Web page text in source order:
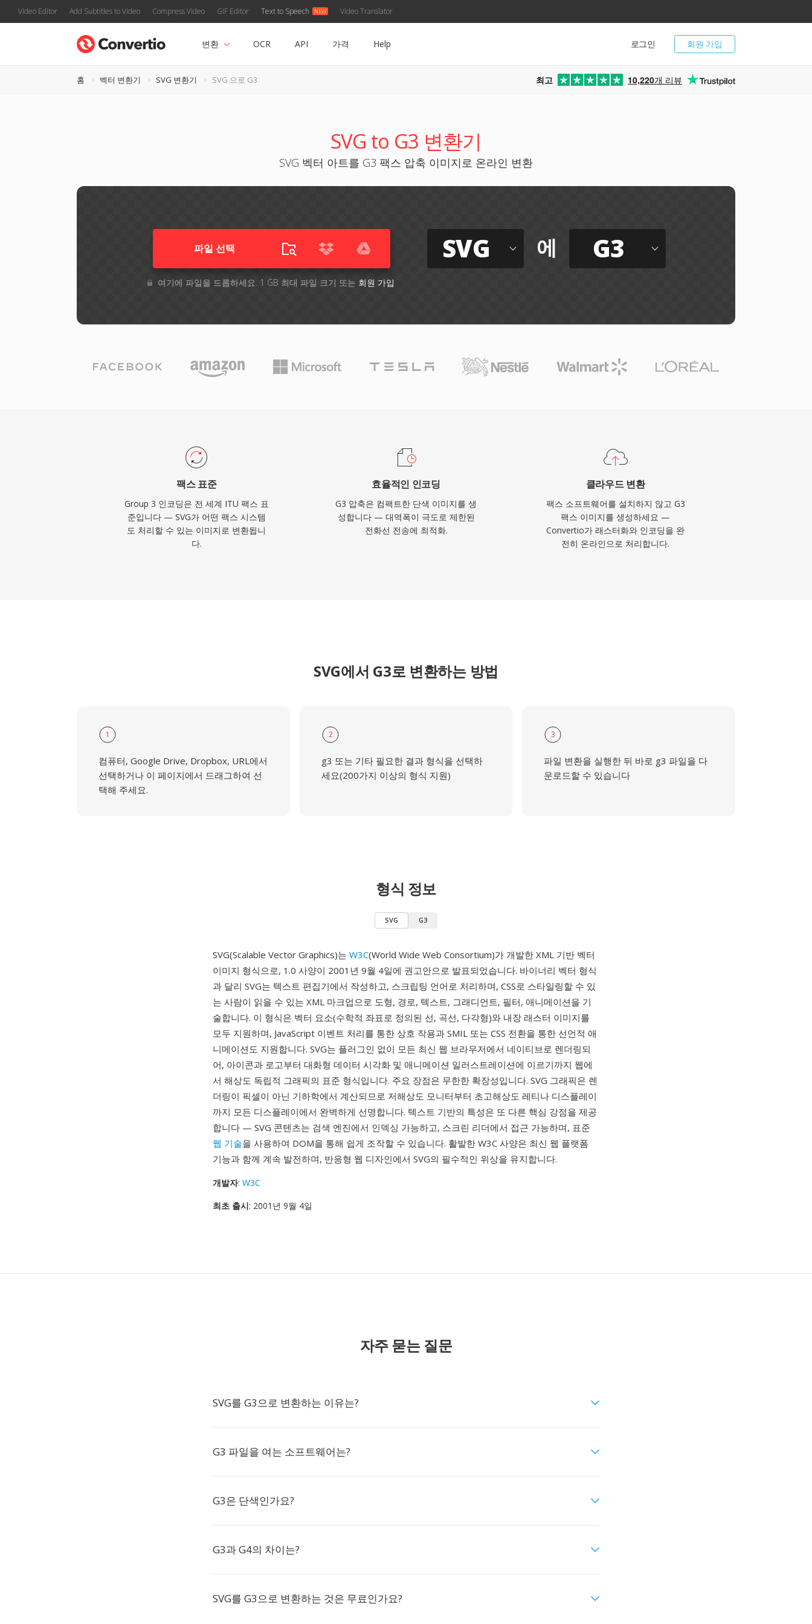
Video Editor Add Subtitles to Video Compress Video GIF Editor Text to Speech Video Translator
회원 가입
로그인
변환 OCR API 가격 Help
홈 벡터 변환기 SVG 변환기 SVG 으로 G3 최고 10,220개 리뷰
SVG to G3 변환기
SVG 벡터 아트를 G3 팩스 압축 이미지로 온라인 변환
파일 선택
여기에 파일을 드롭하세요. 1 GB 최대 파일 크기 또는 회원 가입
SVG 에 G3
팩스 표준
Group 3 인코딩은 전 세계 ITU 팩스 표
준입니다 — SVG가 어떤 팩스 시스템
도 처리할 수 있는 이미지로 변환됩니
다.
효율적인 인코딩
G3 압축은 컴팩트한 단색 이미지를 생
성합니다 — 대역폭이 극도로 제한된
전화선 전송에 최적화.
클라우드 변환
팩스 소프트웨어를 설치하지 않고 G3
팩스 이미지를 생성하세요 —
Convertio가 래스터화와 인코딩을 완
전히 온라인으로 처리합니다.
SVG에서 G3로 변환하는 방법
1
컴퓨터, Google Drive, Dropbox, URL에서
선택하거나 이 페이지에서 드래그하여 선
택해 주세요.
2
g3 또는 기타 필요한 결과 형식을 선택하
세요(200가지 이상의 형식 지원)
3
파일 변환을 실행한 뒤 바로 g3 파일을 다
운로드할 수 있습니다
형식 정보
SVG G3
SVG(Scalable Vector Graphics)는 W3C(World Wide Web Consortium)가 개발한 XML 기반 벡터
이미지 형식으로, 1.0 사양이 2001년 9월 4일에 권고안으로 발표되었습니다. 바이너리 벡터 형식
과 달리 SVG는 텍스트 편집기에서 작성하고, 스크립팅 언어로 처리하며, CSS로 스타일링할 수 있
는 사람이 읽을 수 있는 XML 마크업으로 도형, 경로, 텍스트, 그래디언트, 필터, 애니메이션을 기
술합니다. 이 형식은 벡터 요소(수학적 좌표로 정의된 선, 곡선, 다각형)와 내장 래스터 이미지를
모두 지원하며, JavaScript 이벤트 처리를 통한 상호 작용과 SMIL 또는 CSS 전환을 통한 선언적 애
니메이션도 지원합니다. SVG는 플러그인 없이 모든 최신 웹 브라우저에서 네이티브로 렌더링되
어, 아이콘과 로고부터 대화형 데이터 시각화 및 애니메이션 일러스트레이션에 이르기까지 웹에
서 해상도 독립적 그래픽의 표준 형식입니다. 주요 장점은 무한한 확장성입니다. SVG 그래픽은 렌
더링이 픽셀이 아닌 기하학에서 계산되므로 저해상도 모니터부터 초고해상도 레티나 디스플레이
까지 모든 디스플레이에서 완벽하게 선명합니다. 텍스트 기반의 특성은 또 다른 핵심 강점을 제공
합니다 — SVG 콘텐츠는 검색 엔진에서 인덱싱 가능하고, 스크린 리더에서 접근 가능하며, 표준
웹 기술을 사용하여 DOM을 통해 쉽게 조작할 수 있습니다. 활발한 W3C 사양은 최신 웹 플랫폼
기능과 함께 계속 발전하며, 반응형 웹 디자인에서 SVG의 필수적인 위상을 유지합니다.
개발자: W3C
최초 출시: 2001년 9월 4일
자주 묻는 질문
SVG를 G3으로 변환하는 이유는?
G3 파일을 여는 소프트웨어는?
G3은 단색인가요?
G3과 G4의 차이는?
SVG를 G3으로 변환하는 것은 무료인가요?